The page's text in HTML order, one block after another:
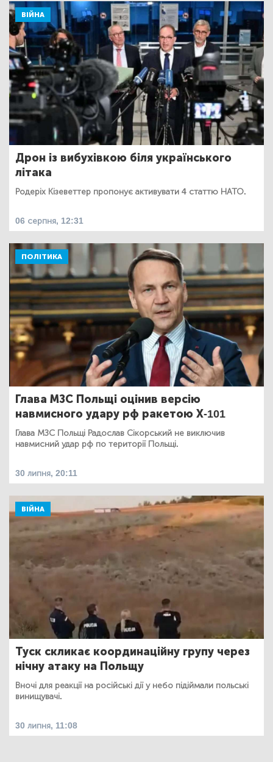
ВІЙНА
Дрон із вибухівкою біля українського
літака
Родеріх Кізеветтер пропонує активувати 4 статтю НАТО.
06 серпня, 12:31
ПОЛІТИКА
Глава МЗС Польщі оцінив версію
навмисного удару рф ракетою Х-101
Глава МЗС Польщі Радослав Сікорський не виключив
навмисний удар рф по території Польщі.
30 липня, 20:11
ВІЙНА
Туск скликає координаційну групу через
нічну атаку на Польщу
Вночі для реакції на російські дії у небо підіймали польські
винищувачі.
30 липня, 11:08